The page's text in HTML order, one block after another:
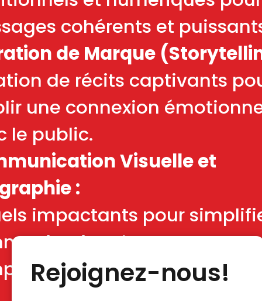
cohérents et
de Marque
de récits captivants
une connexion
le public.
Visuelle et
:
impactants pour
de messages
Rejoignez-nous!